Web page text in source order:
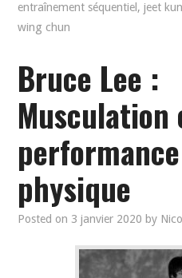
entraînement séquentiel ,jeet
wing chun
Bruce Lee :
Musculation
performance
physique
Posted on 3 janvier 2020 by